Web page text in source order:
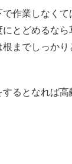
作業しなく
とどめるな
までしっかり
るとなれば